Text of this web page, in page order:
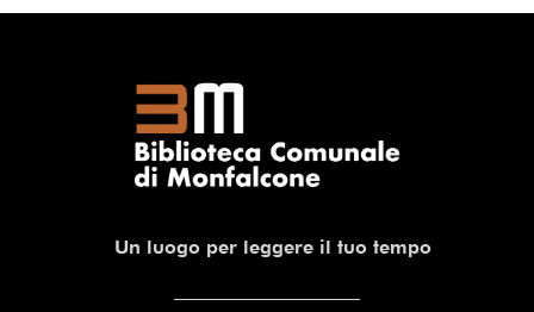
Un luogo per leggere il tuo tempo